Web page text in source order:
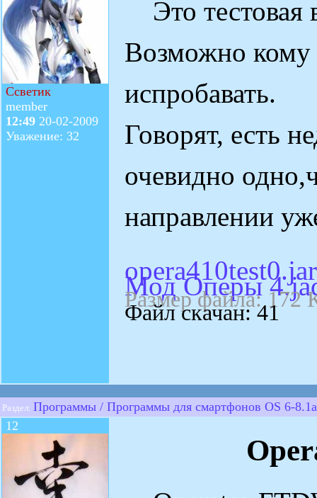
Ссветик
member
12:49 20-02-2009
Уважение: 32
Это тестовая
Возможно кому
испробавать.
Говорят, есть
очевидно
направлении
opera410test0.jar
Мод Оперы
Размер файла: 172
Файл скачан: 41
Раздел: Программы / Программы для смартфонов OS 6-8.1a
12